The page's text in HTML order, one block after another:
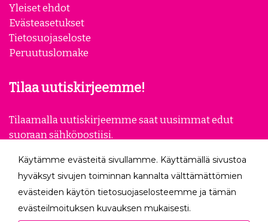
Yleiset ehdot
Evästeasetukset
Tietosuojaseloste
Peruutuslomake
Tilaa uutiskirjeemme!
Tilaamalla uutiskirjeemme saat uusimmat edut
suoraan sähköpostiisi.
Seuraa meitä
Käytämme evästeitä sivullamme. Käyttämällä sivustoa
hyväksyt sivujen toiminnan kannalta välttämättömien
evästeiden käytön tietosuojaselosteemme ja tämän
evästeilmoituksen kuvauksen mukaisesti.